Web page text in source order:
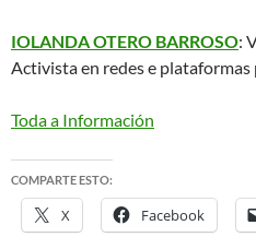
IOLANDA OTERO BARROSO:
Activista en redes e plataformas
Toda a Información
COMPARTE ESTO:
X Facebook